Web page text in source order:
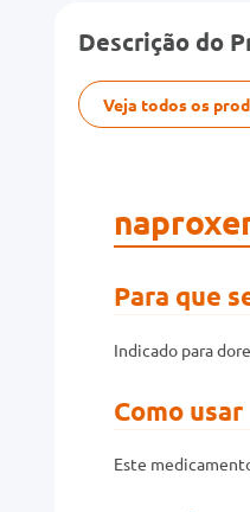
Descrição do
Veja todos os
Para que
Indicado para
Como usar
Este